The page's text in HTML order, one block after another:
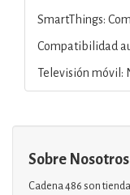
SmartThings:
Compatibilidad
Televisión móvil:
Sobre Nosotros
Cadena 486 son